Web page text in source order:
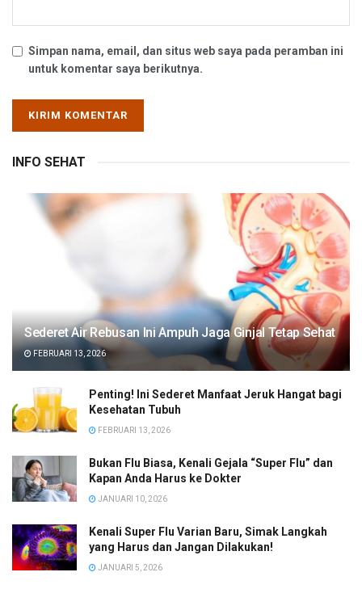
Simpan nama, email, dan situs web saya pada peramban ini
untuk komentar saya berikutnya.
INFO SEHAT
Sederet Air Rebusan Ini Ampuh Jaga Ginjal Tetap Sehat
FEBRUARI 13, 2026
Penting! Ini Sederet Manfaat Jeruk Hangat bagi
Kesehatan Tubuh
FEBRUARI 13, 2026
Bukan Flu Biasa, Kenali Gejala “Super Flu” dan
Kapan Anda Harus ke Dokter
JANUARI 10, 2026
Kenali Super Flu Varian Baru, Simak Langkah
yang Harus dan Jangan Dilakukan!
JANUARI 5, 2026